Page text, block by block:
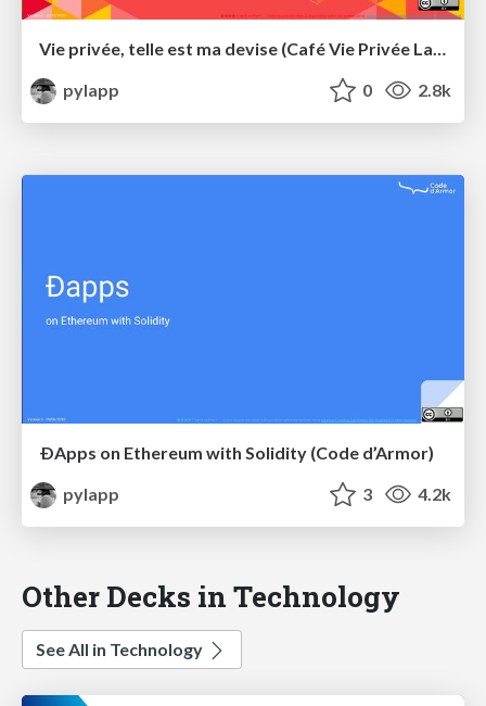
Vie privée, telle est ma devise (Café Vie Privée Lannion)
pylapp
0 2.8k
ÐApps on Ethereum with Solidity (Code d’Armor)
pylapp
3 4.2k
Other Decks in Technology
See All in Technology